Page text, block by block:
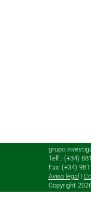
Telf.: (+34)
Fax: (+34)
Aviso legal
Copyright